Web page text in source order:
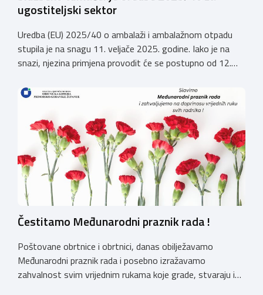
ugostiteljski sektor
Uredba (EU) 2025/40 o ambalaži i ambalažnom otpadu
stupila je na snagu 11. veljače 2025. godine. Iako je na
snazi, njezina primjena provodit će se postupno od 12.
zatražila je od Ministarstva zaštite okoliša i zelene
tranzicije službeno tumačenje Uredbe te njen utjecaj na
ugostiteljski sektor. Tumačenje prenosimo u cijelosti: […]
Čestitamo Međunarodni praznik rada !
Poštovane obrtnice i obrtnici, danas obilježavamo
Međunarodni praznik rada i posebno izražavamo
zahvalnost svim vrijednim rukama koje grade, stvaraju i